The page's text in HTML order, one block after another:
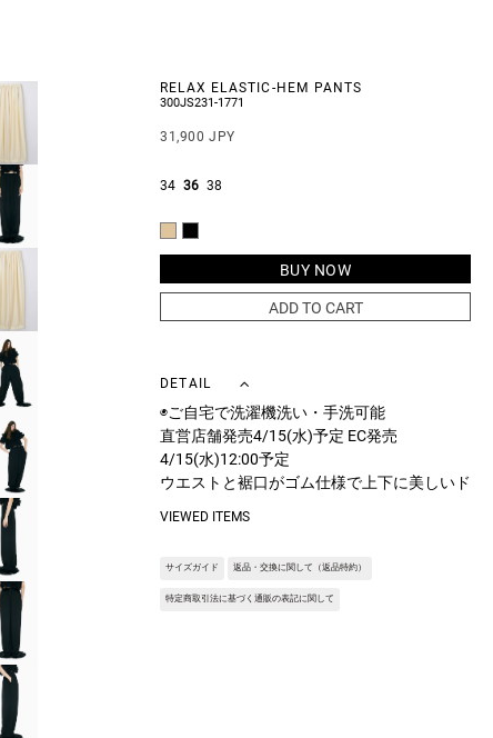
RELAX ELASTIC-HEM PANTS
300JS231-1771
31,900 JPY
34 36 38
BUY NOW
ADD TO CART
DETAIL
◉ご自宅で洗濯機洗い・手洗可能
直営店舗発売4/15(水)予定 EC発売
4/15(水)12:00予定
ウエストと裾口がゴム仕様で上下に美しいド
Fabric:適度な膨らみと微毛調、及びストレッ
チ性を併せ持った特殊ポリエステルを使用し
VIEWED ITEMS
サイズガイド 返品・交換に関して（返品特約）
特定商取引法に基づく通販の表記に関して